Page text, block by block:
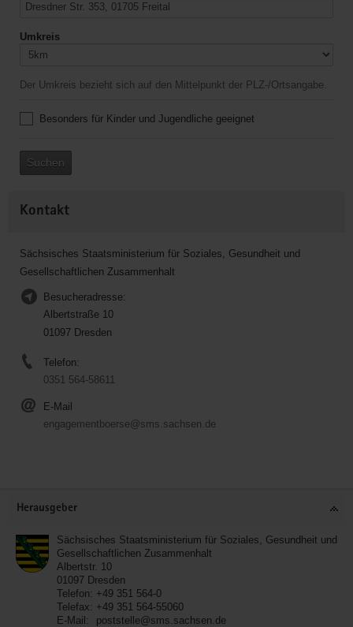
Umkreis
Der Umkreis bezieht sich auf den Mittelpunkt der PLZ-/Ortsangabe.
Besonders für Kinder und Jugendliche geeignet
Suchen
Kontakt
Sächsisches Staatsministerium für Soziales, Gesundheit und
Gesellschaftlichen Zusammenhalt
Besucheradresse:
Albertstraße 10
01097 Dresden
Telefon:
0351 564-58611
E-Mail
engagementboerse@sms.sachsen.de
Herausgeber
Sächsisches Staatsministerium für Soziales, Gesundheit und
Gesellschaftlichen Zusammenhalt
Albertstr. 10
01097 Dresden
Telefon: +49 351 564-0
Telefax: +49 351 564-55060
E-Mail:
poststelle@sms.sachsen.de